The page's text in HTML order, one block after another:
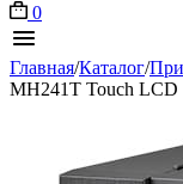
0
Главная/Каталог/
MH241T Touch LCD